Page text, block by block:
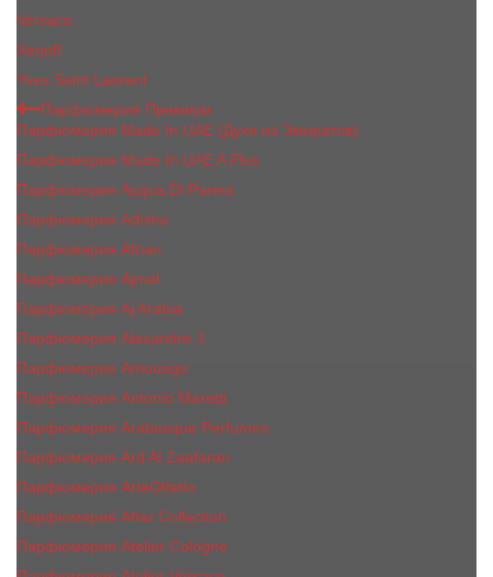
Versace
Xerjoff
Yves Saint Laurent
Парфюмерия Премиум
Парфюмерия Made In UAE (Духи из Эмиратов)
Парфюмерия Made In UAE A Plus
Парфюмерия Acqua Di Parma
Парфюмерия Adisha
Парфюмерия Afnan
Парфюмерия Ajmal
Парфюмерия Aj Arabia
Парфюмерия Alexandre J.
Парфюмерия Amouage
Парфюмерия Antonio Maretti
Парфюмерия Arabesque Perfumes
Парфюмерия Ard Al Zaafaran
Парфюмерия ArteOlfatto
Парфюмерия Attar Collection
Парфюмерия Atelier Cologne